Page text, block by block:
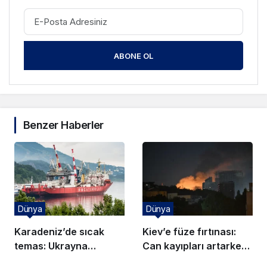
ABONE OL
Benzer Haberler
Karadeniz’de sıcak
temas: Ukrayna
Dünya
Kiev’e füze fırtınası:
Can kayıpları artarken
Dünya